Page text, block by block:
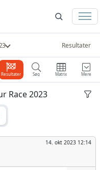
Resultater
Resultater Søg Matrix Mere
Race 2023
14. okt 2023 12:14